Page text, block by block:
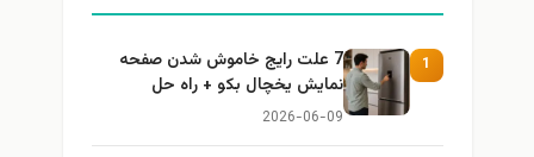
1
7 علت رایج خاموش شدن صفحه
نمایش یخچال بکو + راه حل
2026-06-09